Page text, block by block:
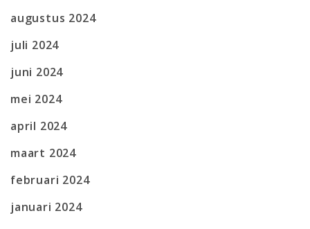
augustus 2024
juli 2024
juni 2024
mei 2024
april 2024
maart 2024
februari 2024
januari 2024